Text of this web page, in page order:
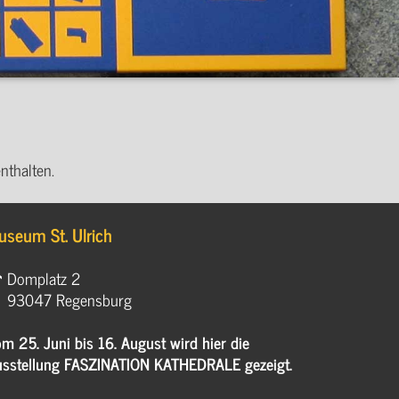
St. Ulrich
Domplatz 2
93047 Regensburg
25. Juni bis 16. August wird hier die
FASZINATION KATHEDRALE gezeigt.